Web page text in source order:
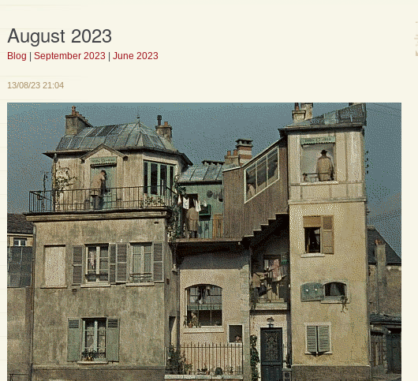
August 2023
Blog September 2023 June 2023
13/08/23 21:04